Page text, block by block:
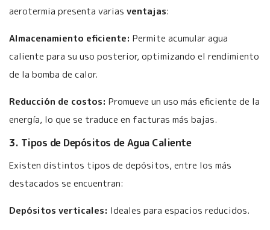
aerotermia presenta varias ventajas:
Almacenamiento eficiente: Permite acumular agua
caliente para su uso posterior, optimizando el rendimiento
de la bomba de calor.
Reducción de costos: Promueve un uso más eficiente de la
energía, lo que se traduce en facturas más bajas.
3. Tipos de Depósitos de Agua Caliente
Existen distintos tipos de depósitos, entre los más
destacados se encuentran:
Depósitos verticales: Ideales para espacios reducidos.